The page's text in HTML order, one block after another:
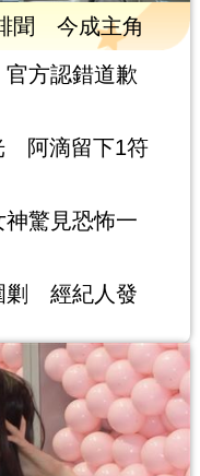
聞 今成主角
方認錯道歉
阿滴留下1符
驚見恐怖一
剿 經紀人發